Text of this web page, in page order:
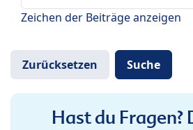
Zeichen der Beiträge anzeigen
Hast du Fragen?